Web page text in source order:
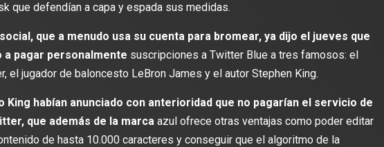
que defendían a capa y espada sus medidas.
que a menudo usa su cuenta para bromear, ya dijo el jueves que
a pagar personalmente suscripciones a Twitter Blue a tres famosos: el
el jugador de baloncesto LeBron James y el autor Stephen King.
King habían anunciado con anterioridad que no pagarían el servicio de
que además de la marcaazul ofrece otras ventajas como poder editar
de hasta 10.000 caracteres y conseguir que el algoritmo de la